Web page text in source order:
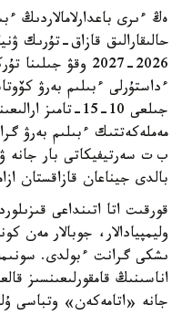
ەڭ ءىرى باعدارلامالاردىڭ
حالىقارالىق قازاق-تۇرىك
جىلعى 10-15-
مەملەكەتتىك ءبىلىم بەرۋ
ب ت سەرتيفيكاتى بار جانە
بالدى جيناعان قازاقستان
ىشكى گرانت ءبولدى.
اناسىنىڭ قامقورلىعىنسىز
جانە «اتامەكەن» وتباسى